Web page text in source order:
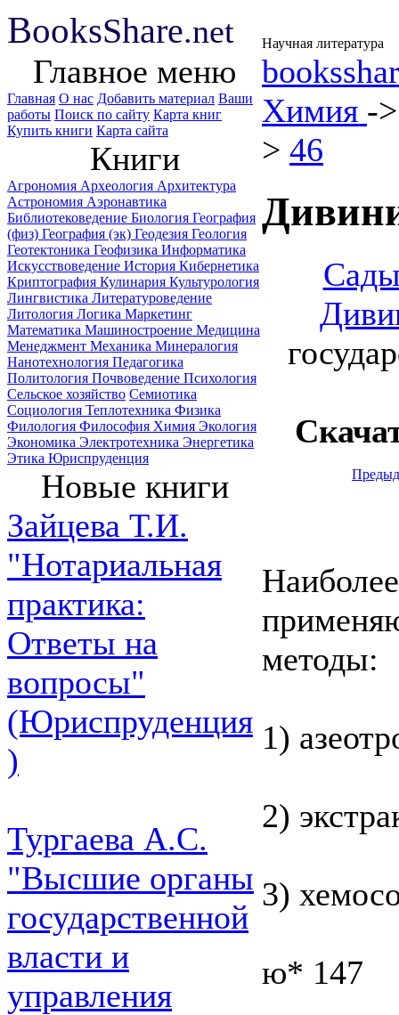
BooksShare.net Научная литература
Главное меню
Главная О нас Добавить материал Ваши
работы Поиск по сайту Карта книг
Купить книги Карта сайта
Книги
Агрономия Археология Архитектура
Астрономия Аэронавтика
Библиотековедение Биология География
(физ) География (эк) Геодезия Геология
Геотектоника Геофизика Информатика
Искусствоведение История Кибернетика
Криптография Кулинария Культурология
Лингвистика Литературоведение
Литология Логика Маркетинг
Математика Машиностроение Медицина
Менеджмент Механика Минералогия
Нанотехнология Педагогика
Политология Почвоведение Психология
Сельское хозяйство Семиотика
Социология Теплотехника Физика
Филология Философия Химия Экология
Экономика Электротехника Энергетика
Этика Юриспруденция
Новые книги
Зайцева Т.И.
"Нотариальная
практика:
Ответы на
вопросы"
(Юриспруденция
)
Тургаева А.С.
"Высшие органы
государственной
власти и
управления
Химия -
> 46
методы:
1)
2)
3)
ю* 147